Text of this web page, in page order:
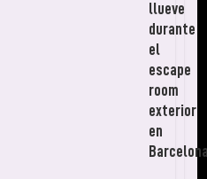
llueve
durante
el
escape
room
exterior
en